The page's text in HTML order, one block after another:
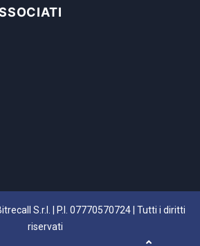
S.r.l. | P.I. 07770570724 | Tutti i diritti
riservati